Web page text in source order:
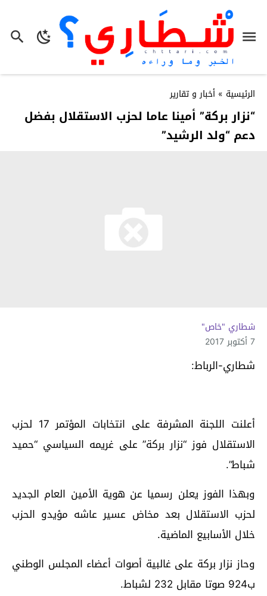
الرئيسية » أخبار و تقارير
“نزار بركة” أمينا عاما لحزب الاستقلال بفضل
دعم “ولد الرشيد”
شطاري "خاص"
7 أكتوبر 2017
شطاري-الرباط:
أعلنت اللجنة المشرفة على انتخابات المؤتمر 17 لحزب
الاستقلال فوز “نزار بركة” على غريمه السياسي “حميد
شباط”.
وبهذا الفوز يعلن رسميا عن هوية الأمين العام الجديد
لحزب الاستقلال بعد مخاض عسير عاشه مؤيدو الحزب
خلال الأسابيع الماضية.
وحاز نزار بركة على غالبية أصوات أعضاء المجلس الوطني
ب924 صوتا مقابل 232 لشباط.